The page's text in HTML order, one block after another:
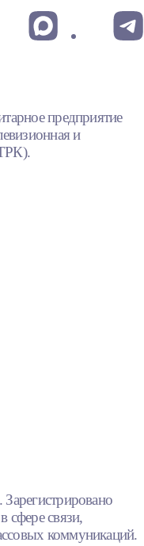
предприятие
и
сфере связи,
коммуникаций.